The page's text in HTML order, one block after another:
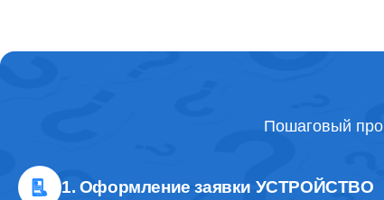
Пошаговый
1. Оформление заявки УСТРОЙСТВО